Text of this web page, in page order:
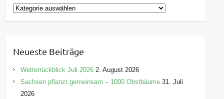
K
a
g
o
r
Neueste Beiträge
Wetterrückblick Juli 2026 2. August 2026
Sachsen pflanzt gemeinsam – 1000 Obstbäume 31. Juli
2026